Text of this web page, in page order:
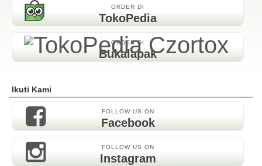
ORDER DI
TokoPedia
ORDER DI
Bukalapak
Ikuti Kami
FOLLOW US ON
Facebook
FOLLOW US ON
Instagram